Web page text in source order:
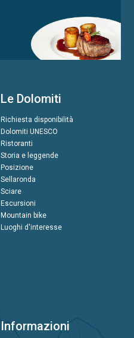
Le Dolomiti
Richiesta disponibilità
Dolomiti UNESCO
Ristoranti
Storia e leggende
Posizione
Sellaronda
Sciare
Escursioni
Mountain bike
Luoghi d'interesse
Informazioni